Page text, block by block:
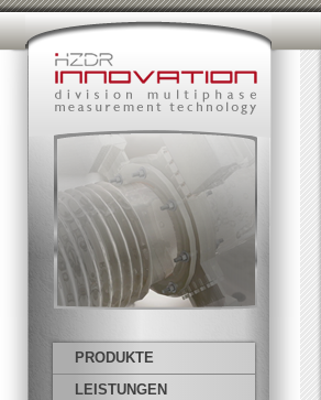
PRODUKTE
LEISTUNGEN